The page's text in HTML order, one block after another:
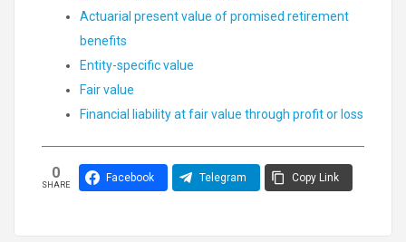
Actuarial present value of promised retirement
benefits
Entity-specific value
Fair value
Financial liability at fair value through profit or loss
0
SHARE
Facebook Telegram Copy Link